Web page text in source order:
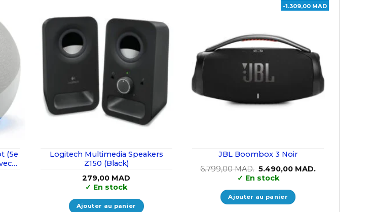
(5e
Logitech Multimedia Speakers
Z150 (Black)
279,00 MAD
✓ En stock
Ajouter au panier
-1.309,00 MAD
JBL Boombox 3 Noir
6.799,00MAD. Le
prix
initial
était :
6.799,00 MAD..
5.490,00 MAD.Le
✓ En stock
Ajouter au panier